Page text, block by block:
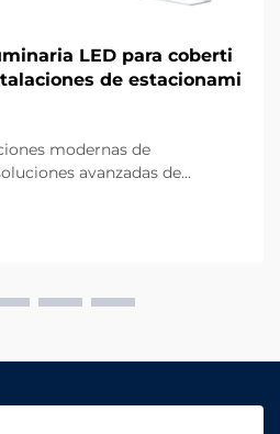
LED para coberti
de estacionami
modernas de
avanzadas de
ha cambiado
de sistemas de